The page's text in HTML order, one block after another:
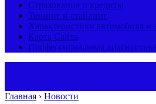
Страхование и кредиты
Тюнинг и стайлинг
Характеристики автомобиля и
Карта Сайта
Профессиональная
Главная › Новости